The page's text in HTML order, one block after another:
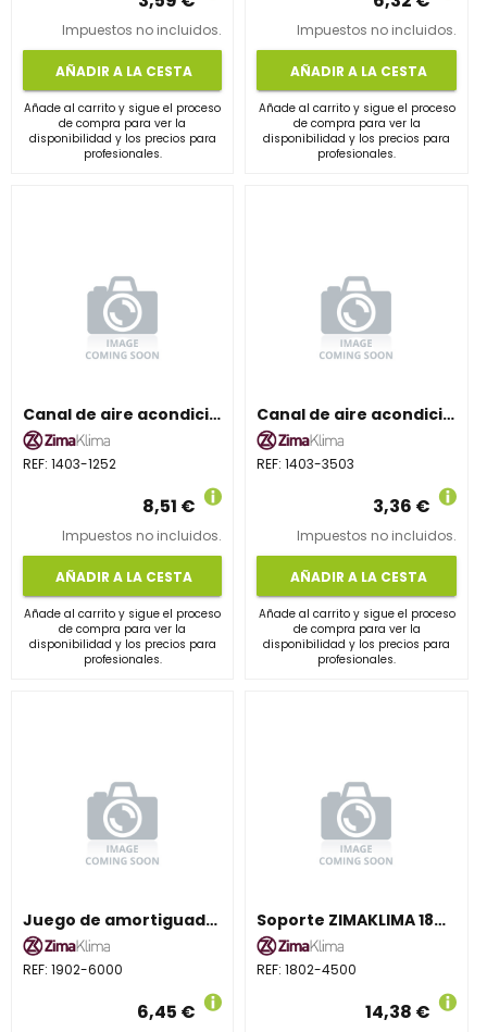
Impuestos no incluidos.
AÑADIR A LA CESTA
Añade al carrito y sigue el proceso
de compra para ver la
disponibilidad y los precios para
profesionales.
Impuestos no incluidos.
AÑADIR A LA CESTA
Añade al carrito y sigue el proceso
de compra para ver la
disponibilidad y los precios para
profesionales.
Canal de aire acondicionado ZIMAKLIMA 1403-1252 mediana para sistemas split
REF: 1403-1252
8,51 €
Impuestos no incluidos.
AÑADIR A LA CESTA
Añade al carrito y sigue el proceso
de compra para ver la
disponibilidad y los precios para
profesionales.
Canal de aire acondicionado ZIMAKLIMA 1403-3503 compacta para montaje profesional
REF:1403-3503
3,36 €
Impuestos no incluidos.
AÑADIR A LA CESTA
Añade al carrito y sigue el proceso
de compra para ver la
disponibilidad y los precios para
profesionales.
Juego de amortiguadores ZIMAKLIMA 1902 para 6000 frig/h
REF: 1902-6000
6,45 €
Soporte ZIMAKLIMA 1802 para unidades de 4500 frig/h
REF:1802-4500
14,38 €